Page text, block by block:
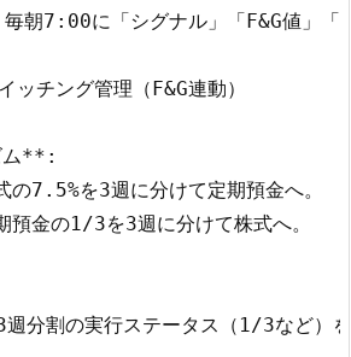
7:00に「シグナル」「F&G値」「
チング管理（F&G連動）
ム**:
7.5%を3週に分けて定期預金へ。
金の1/3を3週に分けて株式へ。
割の実行ステータス（1/3など）を